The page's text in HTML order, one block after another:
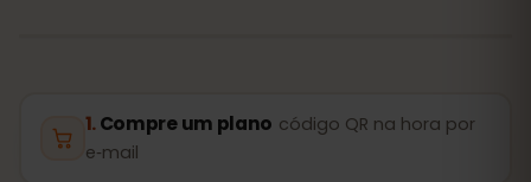
Compre um plano código QR na hora por
e‑mail